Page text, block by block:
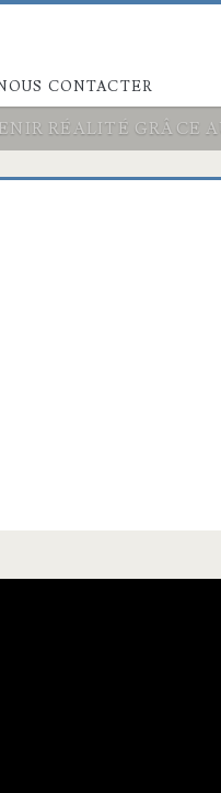
CONTACTER
RÉALITÉ GRÂCE